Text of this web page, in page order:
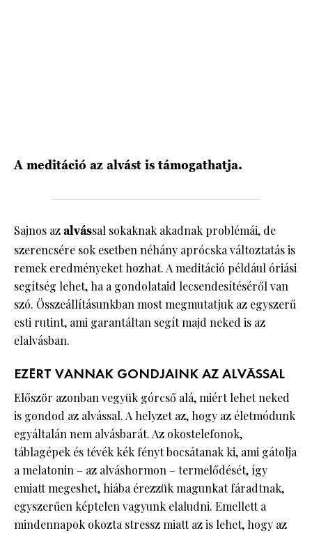
A meditáció az alvást is támogathatja.
Sajnos azalvással sokaknak akadnak problémái, de
szerencsére sok esetben néhány aprócska változtatás is
remek eredményeket hozhat. A meditáció például óriási
segítség lehet, ha a gondolataid lecsendesítéséről van
szó. Összeállításunkban most megmutatjuk az egyszerű
esti rutint, ami garantáltan segít majd neked is az
elalvásban.
EZÉRT VANNAK GONDJAINK AZ ALVÁSSAL
Először azonban vegyük górcső alá, miért lehet neked
is gondod az alvással. A helyzet az, hogy az életmódunk
egyáltalán nem alvásbarát. Az okostelefonok,
táblagépek és tévék kék fényt bocsátanak ki, ami gátolja
a melatonin – az alváshormon – termelődését, így
emiatt megeshet, hiába érezzük magunkat fáradtnak,
egyszerűen képtelen vagyunk elaludni. Emellett a
mindennapok okozta stressz miatt az is lehet, hogy az